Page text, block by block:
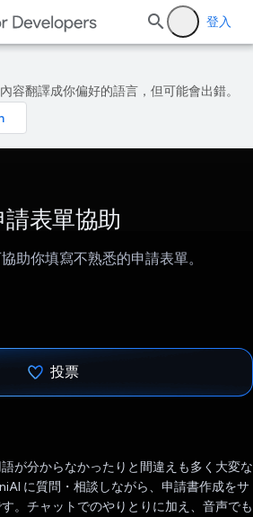
登入
容翻譯成你偏好的語言，但可能會出錯。
請表單協助
助你填寫不熟悉的申請表單。
投票
が分からなかったりと間違えも多く大変な
に質問・相談しながら、申請書作成をサ
。チャットでのやりとりに加え、音声でも